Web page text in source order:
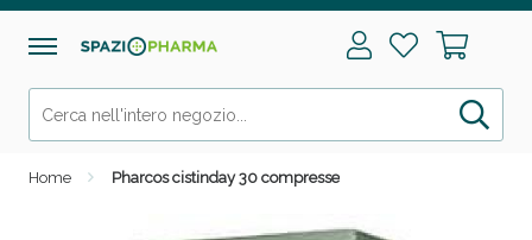
Home Pharcos cistinday 30 compresse